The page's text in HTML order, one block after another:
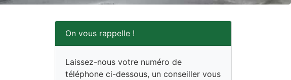
On vous rappelle !
Laissez-nous votre numéro de
téléphone ci-dessous, un conseiller vous